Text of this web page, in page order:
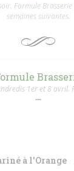
Formule
semaines suivantes.
1er et 8
à l'Orange